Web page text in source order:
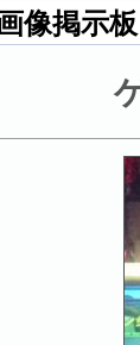
像掲示板